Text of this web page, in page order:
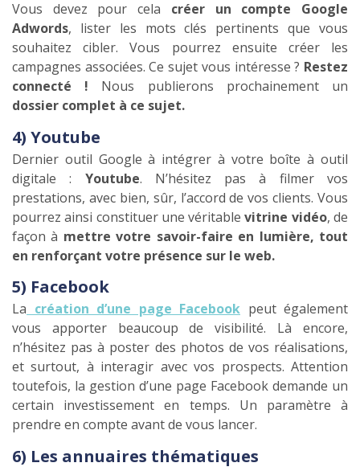
Vous devez pour cela créer un compte Google
Adwords, lister les mots clés pertinents que vous
souhaitez cibler. Vous pourrez ensuite créer les
campagnes associées. Ce sujet vous intéresse ? Restez
connecté ! Nous publierons prochainement un
dossier complet à ce sujet.
4) Youtube
Dernier outil Google à intégrer à votre boîte à outil
digitale : Youtube. N’hésitez pas à filmer vos
prestations, avec bien, sûr, l’accord de vos clients. Vous
pourrez ainsi constituer une véritablevitrine vidéo, de
façon à mettre votre savoir-faire en lumière, tout
en renforçant votre présence sur le web.
5) Facebook
La création d’une page Facebook peut également
vous apporter beaucoup de visibilité. Là encore,
n’hésitez pas à poster des photos de vos réalisations,
et surtout, à interagir avec vos prospects. Attention
toutefois, la gestion d’une page Facebook demande un
certain investissement en temps. Un paramètre à
prendre en compte avant de vous lancer.
6) Les annuaires thématiques